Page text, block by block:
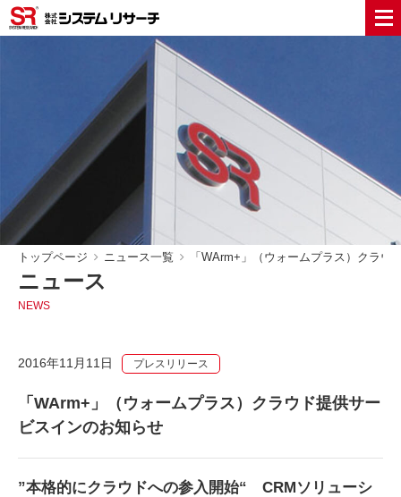
トップページ ニュース一覧 「WArm+」（ウォームプラス）クラウ
ニュース
NEWS
2016年11月11日 プレスリリース
「WArm+」（ウォームプラス）クラウド提供サー
ビスインのお知らせ
”本格的にクラウドへの参入開始“ CRMソリューシ